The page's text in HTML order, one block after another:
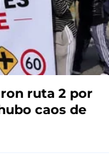
ruta 2 por
caos de